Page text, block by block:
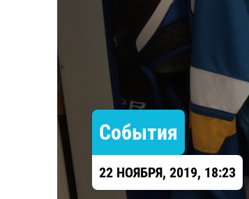
Локомотив
Шанхайские
События
22 НОЯБРЯ, 2019, 18:23